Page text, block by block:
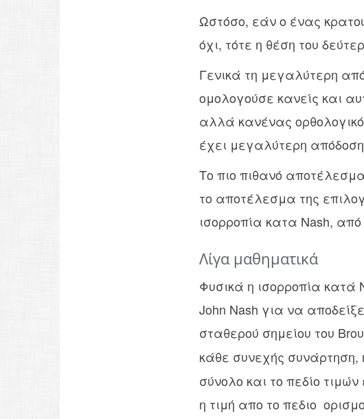
Ωστόσο, εάν ο ένας
όχι, τότε η θέση του
Γενικά τη μεγαλύτερη
ομολογούσε κανείς και
αλλά κανένας
έχει μεγαλύτερη
Το πιο πιθανό
το αποτέλεσμα της
ισορροπία κατα Nash, από
Λίγα μαθηματικά
Φυσικά η ισορροπία κατά
John Nash για να
σταθερού σημείου του
κάθε συνεχής συνάρτηση,
σύνολο και το πεδίο
η τιμή απο το πεδιο